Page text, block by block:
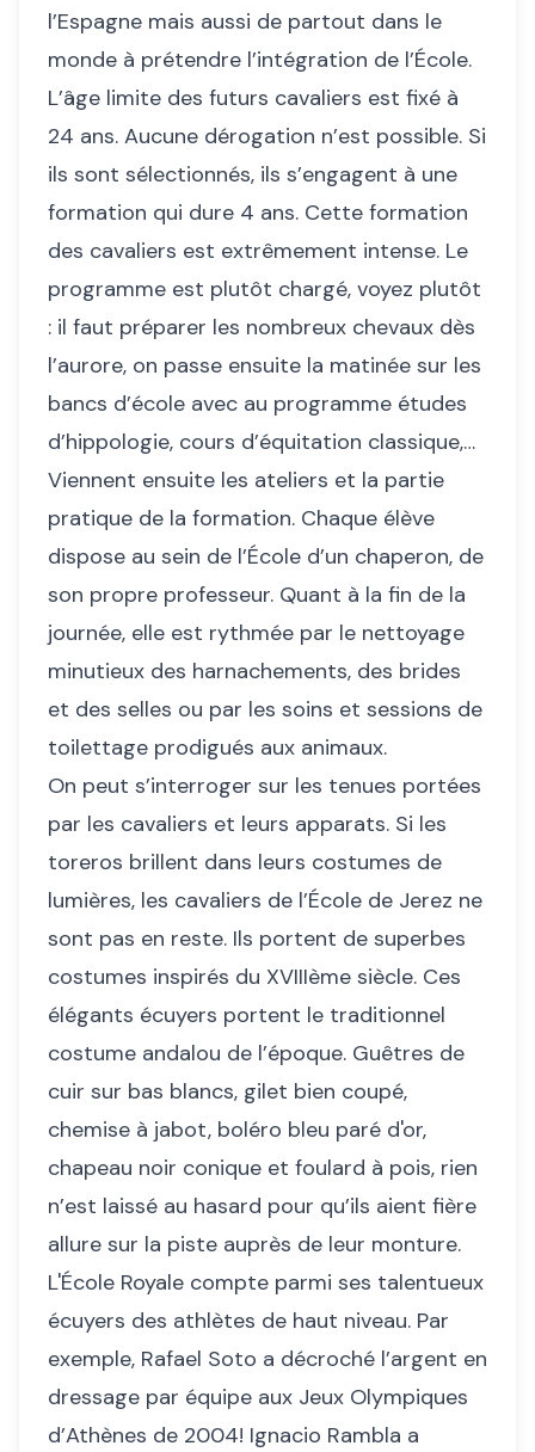
l’Espagne mais aussi de partout dans le
monde à prétendre l’intégration de l’École.
L’âge limite des futurs cavaliers est fixé à
24 ans. Aucune dérogation n’est possible. Si
ils sont sélectionnés, ils s’engagent à une
formation qui dure 4 ans. Cette formation
des cavaliers est extrêmement intense. Le
programme est plutôt chargé, voyez plutôt
: il faut préparer les nombreux chevaux dès
l’aurore, on passe ensuite la matinée sur les
bancs d’école avec au programme études
d’hippologie, cours d’équitation classique,…
Viennent ensuite les ateliers et la partie
pratique de la formation. Chaque élève
dispose au sein de l’École d’un chaperon, de
son propre professeur. Quant à la fin de la
journée, elle est rythmée par le nettoyage
minutieux des harnachements, des brides
et des selles ou par les soins et sessions de
toilettage prodigués aux animaux.
On peut s’interroger sur les tenues portées
par les cavaliers et leurs apparats. Si les
toreros brillent dans leurs costumes de
lumières, les cavaliers de l’École de Jerez ne
sont pas en reste. Ils portent de superbes
costumes inspirés du XVIIIème siècle. Ces
élégants écuyers portent le traditionnel
costume andalou de l’époque. Guêtres de
cuir sur bas blancs, gilet bien coupé,
chemise à jabot, boléro bleu paré d'or,
chapeau noir conique et foulard à pois, rien
n’est laissé au hasard pour qu’ils aient fière
allure sur la piste auprès de leur monture.
L'École Royale compte parmi ses talentueux
écuyers des athlètes de haut niveau. Par
exemple, Rafael Soto a décroché l’argent en
dressage par équipe aux Jeux Olympiques
d’Athènes de 2004! Ignacio Rambla a